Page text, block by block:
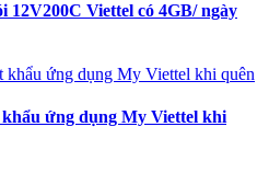
12V200C Viettel có 4GB/ ngày
ứng dụng My Viettel khi